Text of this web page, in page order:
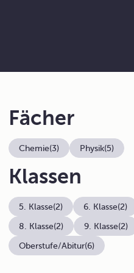
Fächer
Chemie(3) Physik(5)
Klassen
5. Klasse(2) 6. Klasse(2)
8. Klasse(2) 9. Klasse(2)
Oberstufe/Abitur(6)